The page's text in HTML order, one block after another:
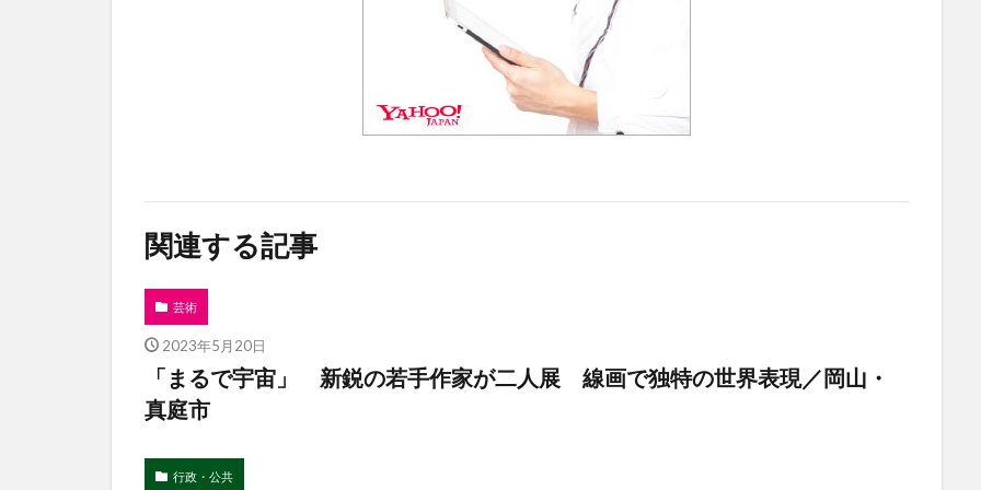
関連する記事
芸術
2023年5月20日
「まるで宇宙」 新鋭の若手作家が二人展 線画で独特の世界表現／岡山・
真庭市
行政・公共